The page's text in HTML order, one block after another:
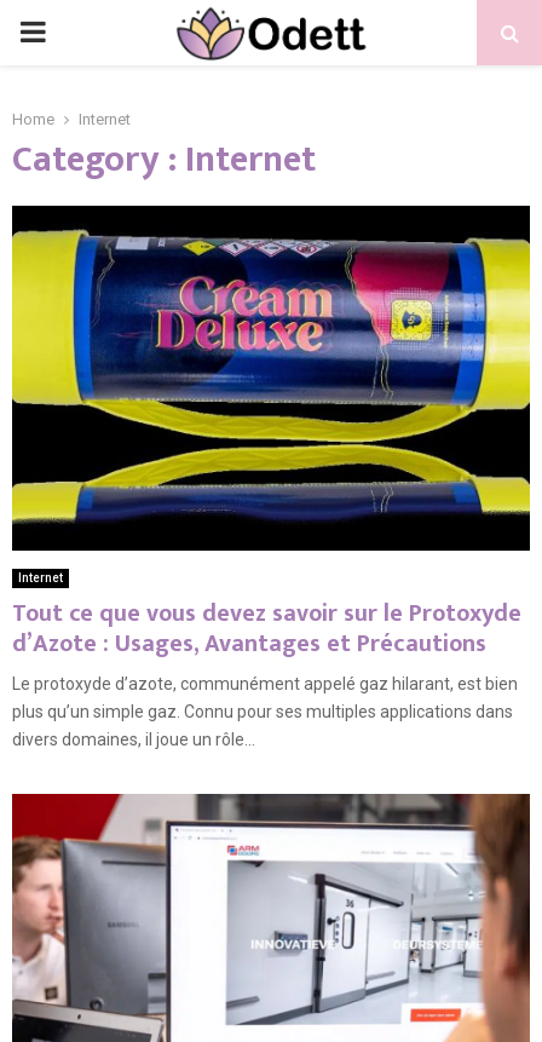
PRIMARY
Home Internet
Category : Internet
Internet
Tout ce que vous devez savoir sur le Protoxyde
d’Azote : Usages, Avantages et Précautions
Le protoxyde d’azote, communément appelé gaz hilarant, est bien
plus qu’un simple gaz. Connu pour ses multiples applications dans
divers domaines, il joue un rôle...